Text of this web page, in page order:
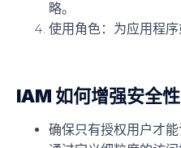
略。
使用角色：为应用程
IAM 如何增强安全性
确保只有授权用户才能